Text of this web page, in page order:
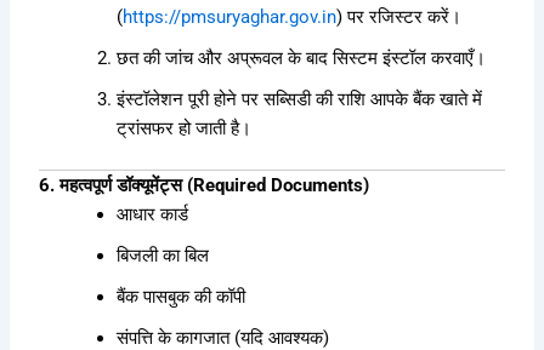
(https://pmsuryaghar.gov.in) पर रजिस्टर करें।
छत की जांच और अप्रूवल के बाद सिस्टम इंस्टॉल करवाएँ।
इंस्टॉलेशन पूरी होने पर सब्सिडी की राशि आपके बैंक खाते में
ट्रांसफर हो जाती है।
6. महत्वपूर्ण डॉक्यूमेंट्स (Required Documents)
आधार कार्ड
बिजली का बिल
बैंक पासबुक की कॉपी
संपत्ति के कागजात (यदि आवश्यक)